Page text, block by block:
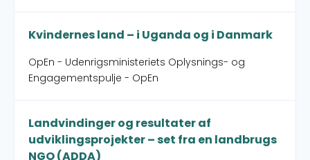
Kvindernes land – i Uganda og i Danmark
OpEn - Udenrigsministeriets Oplysnings- og
Engagementspulje - OpEn
Landvindinger og resultater af
udviklingsprojekter – set fra en landbrugs
NGO (ADDA)